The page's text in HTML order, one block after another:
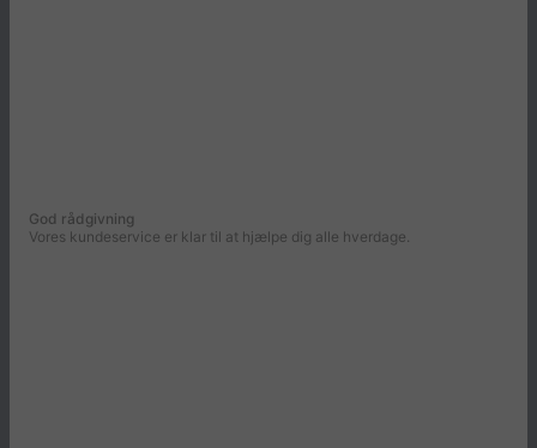
God rådgivning
Vores kundeservice er klar til at hjælpe dig alle hverdage.